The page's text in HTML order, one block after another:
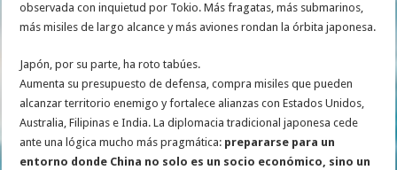
observada con inquietud por Tokio. Más fragatas, más submarinos,
más misiles de largo alcance y más aviones rondan la órbita japonesa.
Japón, por su parte, ha roto tabúes.
Aumenta su presupuesto de defensa, compra misiles que pueden
alcanzar territorio enemigo y fortalece alianzas con Estados Unidos,
Australia, Filipinas e India. La diplomacia tradicional japonesa cede
ante una lógica mucho más pragmática: prepararse para un
entorno donde China no solo es un socio económico, sino un